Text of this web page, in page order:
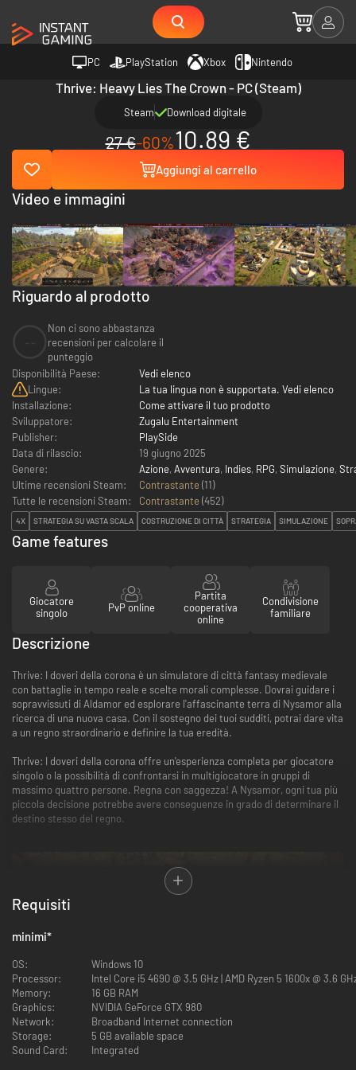
PC PlayStation Xbox Nintendo
Thrive: Heavy Lies The Crown - PC (Steam)
Steam Download digitale
27 €-60%10.89 €
Aggiungi al carrello
Riguardo al prodotto
Non ci sono abbastanza
recensioni per calcolare il
punteggio
Disponibilità Paese:
Vedi elenco
Lingue:
La tua lingua non è supportata. Vedi elenco
Installazione:
Come attivare il tuo prodotto
Sviluppatore:
Zugalu Entertainment
Publisher:
PlaySide
Data di rilascio:
19 giugno 2025
Genere:
Azione, Avventura, Indies, RPG, Simulazione,
Ultime recensioni Steam:
Contrastante (11)
Tutte le recensioni Steam:
Contrastante (452)
4X STRATEGIA SU VASTA SCALA COSTRUZIONE DI CITTÀ STRATEGIA SIMULAZIONE
Video e immagini
Game features
Giocatore
singolo
PvP online
Partita
cooperativa
online
Condivisione
familiare
Descrizione
Thrive: I doveri della corona è un simulatore di città fantasy medievale
con battaglie in tempo reale e scelte morali complesse. Dovrai guidare i
sopravvissuti di Aldamor ed esplorare l'affascinante terra di Nysamor alla
ricerca di una nuova casa. Con il sostegno dei tuoi sudditi, potrai dare vita
a un regno straordinario e definire la tua eredità.
Thrive: I doveri della corona offre un'esperienza completa per giocatore
singolo o la possibilità di confrontarsi in multigiocatore in gruppi di
massimo quattro persone. Regna con saggezza! A Nysamor, ogni tua più
piccola decisione potrebbe avere conseguenze in grado di determinare il
destino stesso del regno.
Requisiti
minimi*
OS:
Windows 10
Processor:
Intel Core i5 4690 @ 3.5 GHz | AMD Ryzen 5 1600x @ 3.6
Memory:
16 GB RAM
Graphics:
NVIDIA GeForce GTX 980
Network:
Broadband Internet connection
Storage:
5 GB available space
Sound Card:
Integrated